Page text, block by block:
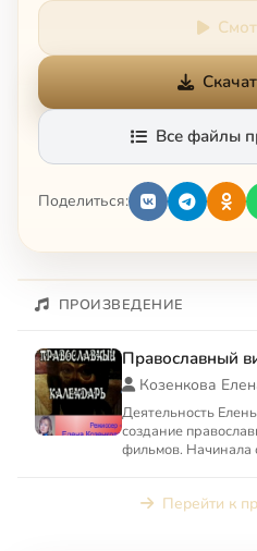
Все файлы
Поделиться:
ПРОИЗВЕДЕНИЕ
Православный
Козенкова
Деятельность
создание
фильмов. Начинала
Перейти к